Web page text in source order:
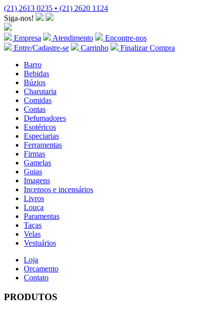
(21) 2613 0235 • (21) 2620 1124
Siga-nos!
Empresa Atendimento
Encontre-nos
Entre/Cadastre-se
Carrinho
Finalizar Compra
Barro
Bebidas
Búzios
Charutaria
Comidas
Contas
Defumadores
Esotéricos
Especiarias
Ferramentas
Firmas
Gamelas
Guias
Imagens
Incensos e incensários
Livros
Louça
Paramentas
Taças
Velas
Vestuários
Loja
Orçamento
Contato
PRODUTOS